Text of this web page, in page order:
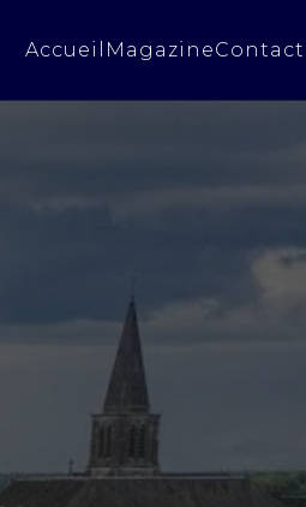
Accueil MagazineContact